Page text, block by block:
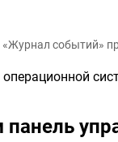
событий»